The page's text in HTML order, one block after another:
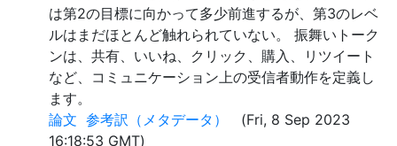
は第2の目標に向かって多少前進するが、第3のレベ
ルはまだほとんど触れられていない。 振舞いトーク
ンは、共有、いいね、クリック、購入、リツイート
など、コミュニケーション上の受信者動作を定義し
ます。
論文 参考訳（メタデータ）
(Fri, 8 Sep 2023
16:18:53 GMT)